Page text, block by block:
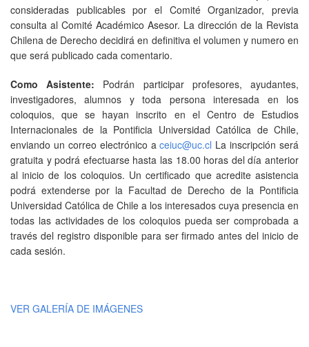
consideradas publicables por el Comité Organizador, previa
consulta al Comité Académico Asesor. La dirección de la Revista
Chilena de Derecho decidirá en definitiva el volumen y numero en
que será publicado cada comentario.
Como Asistente: Podrán participar profesores, ayudantes,
investigadores, alumnos y toda persona interesada en los
coloquios, que se hayan inscrito en el Centro de Estudios
Internacionales de la Pontificia Universidad Católica de Chile,
enviando un correo electrónico aceiuc@uc.cl La inscripción será
gratuita y podrá efectuarse hasta las 18.00 horas del día anterior
al inicio de los coloquios. Un certificado que acredite asistencia
podrá extenderse por la Facultad de Derecho de la Pontificia
Universidad Católica de Chile a los interesados cuya presencia en
todas las actividades de los coloquios pueda ser comprobada a
través del registro disponible para ser firmado antes del inicio de
cada sesión.
VER GALERÍA DE IMÁGENES